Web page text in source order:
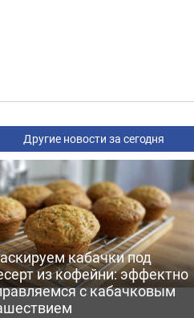
Другие новости за сегодня
кабачки под
из кофейни: эффектно
с кабачковым